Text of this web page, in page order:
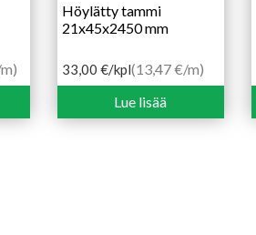
Höylätty tammi
21x45x2450 mm
33,00 €/kpl(13,47 €/m)
Lue lisää